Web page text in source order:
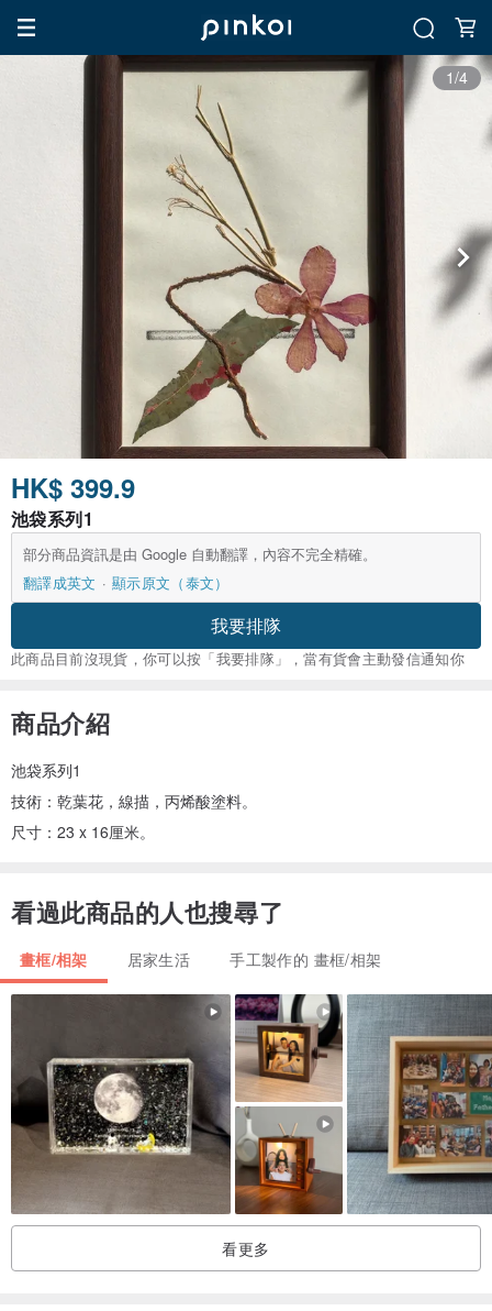
1/4
HK$ 399.9
池袋系列1
部分商品資訊是由 Google 自動翻譯，內容不完全精確。
翻譯成英文
顯示原文（泰文）
我要排隊
此商品目前沒現貨，你可以按「我要排隊」，當有貨會主動發信通知你
商品介紹
池袋系列1
技術：乾葉花，線描，丙烯酸塗料。
尺寸：23 x 16厘米。
看過此商品的人也搜尋了
畫框/相架 居家生活 手工製作的 畫框/相架
看更多